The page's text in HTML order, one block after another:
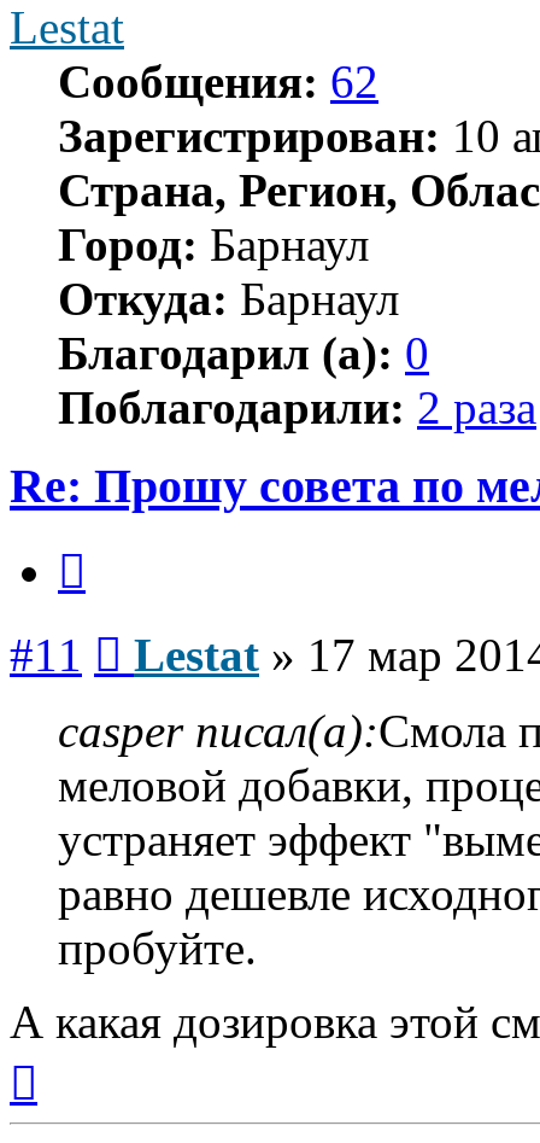
Lestat
Сообщения: 62
Зарегистрирован: 10
Страна, Регион,
Город: Барнаул
Откуда: Барнаул
Благодарил (а): 0
Поблагодарили: 2 раза
Re: Прошу совета по
#11 Lestat » 17 мар
casper писал(а):Смола
меловой добавки,
устраняет эффект
равно дешевле
пробуйте.
А какая дозировка этой
началу